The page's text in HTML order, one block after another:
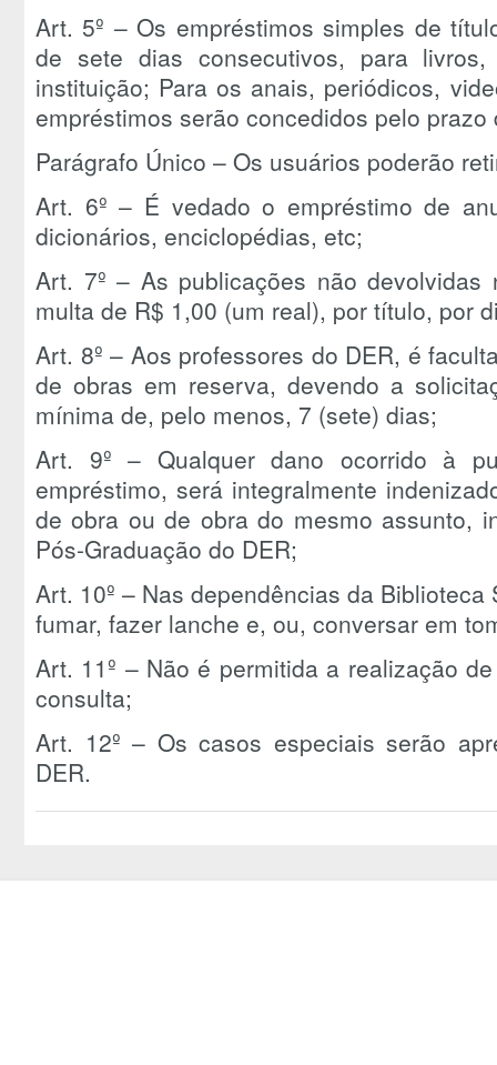
Art. 5º – Os empréstimos simples de
de sete dias consecutivos, para
instituição; Para os anais, periódicos,
empréstimos serão concedidos pelo
Parágrafo Único – Os usuários poderão
Art. 6º – É vedado o empréstimo de
dicionários, enciclopédias, etc;
Art. 7º – As publicações não
multa de R$ 1,00 (um real), por título, por
Art. 8º – Aos professores do DER, é
de obras em reserva, devendo a
mínima de, pelo menos, 7 (sete) dias;
Art. 9º – Qualquer dano ocorrido à
empréstimo, será integralmente
de obra ou de obra do mesmo assunto,
Pós-Graduação do DER;
Art. 10º – Nas dependências da
fumar, fazer lanche e, ou, conversar em
Art. 11º – Não é permitida a realização
consulta;
Art. 12º – Os casos especiais serão
DER.